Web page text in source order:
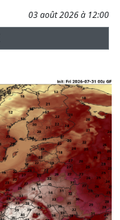
03 août 2026 à 12:00